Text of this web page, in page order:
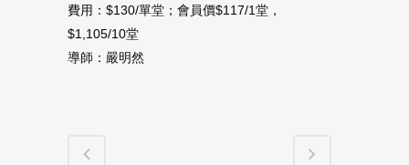
費用：$130/單堂；會員價$117/1堂，
$1,105/10堂
導師：嚴明然